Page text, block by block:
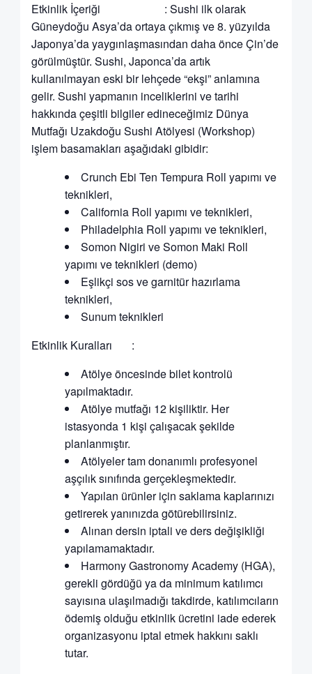
Etkinlik İçeriği : Sushi ilk olarak
Güneydoğu Asya’da ortaya çıkmış ve 8. yüzyılda
Japonya’da yaygınlaşmasından daha önce Çin’de
görülmüştür. Sushi, Japonca’da artık
kullanılmayan eski bir lehçede “ekşi” anlamına
gelir. Sushi yapmanın inceliklerini ve tarihi
hakkında çeşitli bilgiler edineceğimiz Dünya
Mutfağı Uzakdoğu Sushi Atölyesi (Workshop)
işlem basamakları aşağıdaki gibidir:
Crunch Ebi Ten Tempura Roll yapımı ve
teknikleri,
California Roll yapımı ve teknikleri,
Philadelphia Roll yapımı ve teknikleri,
Somon Nigiri ve Somon Maki Roll
yapımı ve teknikleri (demo)
Eşlikçi sos ve garnitür hazırlama
teknikleri,
Sunum teknikleri
Etkinlik Kuralları :
Atölye öncesinde bilet kontrolü
yapılmaktadır.
Atölye mutfağı 12 kişiliktir. Her
istasyonda 1 kişi çalışacak şekilde
planlanmıştır.
Atölyeler tam donanımlı profesyonel
aşçılık sınıfında gerçekleşmektedir.
Yapılan ürünler için saklama kaplarınızı
getirerek yanınızda götürebilirsiniz.
Alınan dersin iptali ve ders değişikliği
yapılamamaktadır.
Harmony Gastronomy Academy (HGA),
gerekli gördüğü ya da minimum katılımcı
sayısına ulaşılmadığı takdirde, katılımcıların
ödemiş olduğu etkinlik ücretini iade ederek
organizasyonu iptal etmek hakkını saklı
tutar.